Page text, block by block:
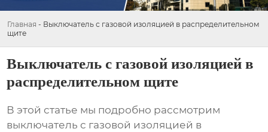
Главная - Выключатель с газовой изоляцией в распределительном
щите
Выключатель с газовой изоляцией в
распределительном щите
В этой статье мы подробно рассмотрим
выключатель с газовой изоляцией в